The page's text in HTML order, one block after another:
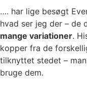
…. har lige besøgt
hvad ser jeg der – de
mange variationer.
kopper fra de
tilknyttet stedet –
bruge dem.